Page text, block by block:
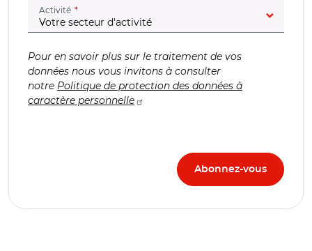
Activité (champ obligatoire)
Pour en savoir plus sur le traitement de vos
données nous vous invitons à consulter
notre Politique de protection des données à
caractère personnelle